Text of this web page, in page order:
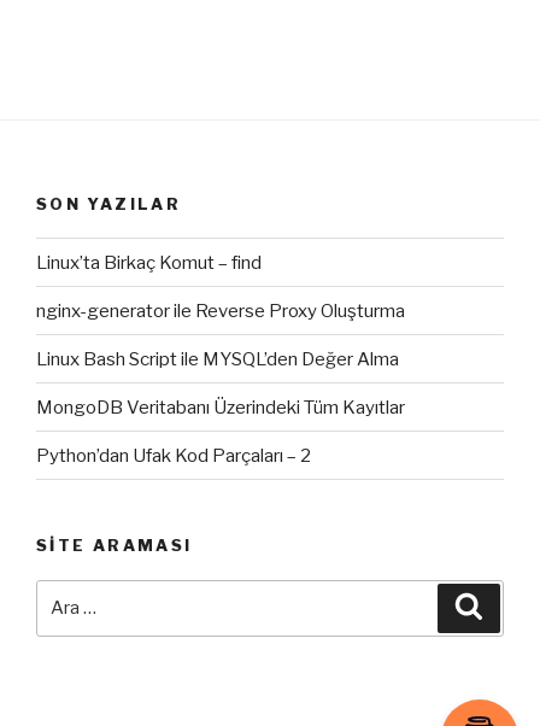
SON YAZILAR
Linux’ta Birkaç Komut – find
nginx-generator ile Reverse Proxy Oluşturma
Linux Bash Script ile MYSQL’den Değer Alma
MongoDB Veritabanı Üzerindeki Tüm Kayıtlar
Python’dan Ufak Kod Parçaları – 2
SITE ARAMASI